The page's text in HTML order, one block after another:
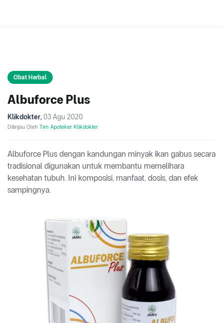
Obat Herbal
Albuforce Plus
Klikdokter, 03 Agu 2020
Ditinjau Oleh Tim Apoteker Klikdokter
Albuforce Plus dengan kandungan minyak ikan gabus secara
tradisional digunakan untuk membantu memelihara
kesehatan tubuh. Ini komposisi, manfaat, dosis, dan efek
sampingnya.